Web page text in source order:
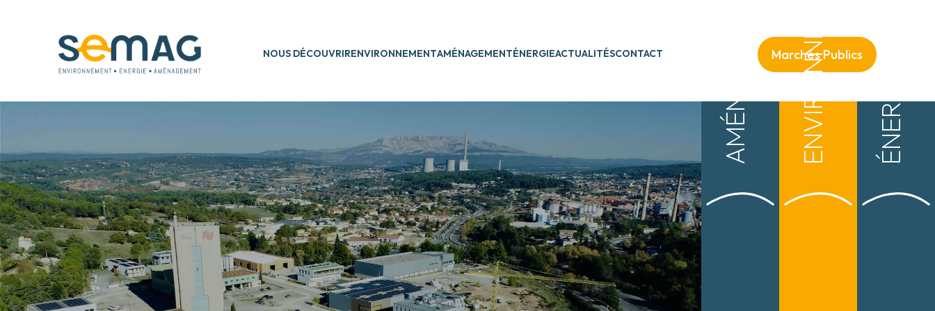
NOUS DÉCOUVRIRENVIRONNEMENTAMÉNAGEMENTÉNERGIEACTUALITÉSCONTACT Marchés Publics
AMÉNAGEMENT ENVIRONNEMENT ÉNERGIE